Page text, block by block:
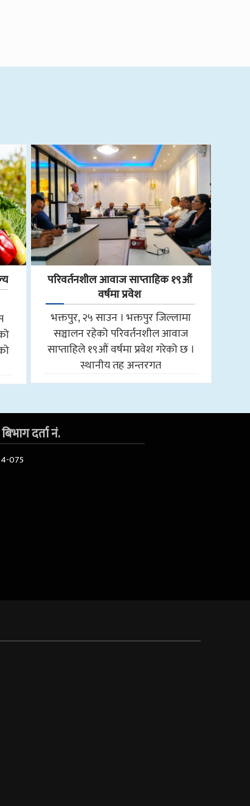
परिवर्तनशील आवाज साप्ताहिक १९औं
वर्षमा प्रवेश
भक्तपुर, २५ साउन । भक्तपुर जिल्लामा
सञ्चालन रहेको परिवर्तनशील आवाज
साप्ताहिले १९औं वर्षमा प्रवेश गरेको छ ।
स्थानीय तह अन्तरगत
दर्ता नं.
075